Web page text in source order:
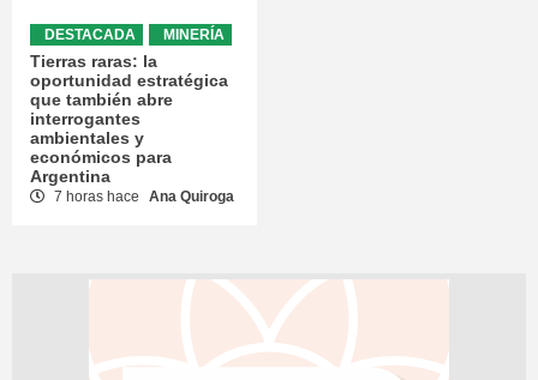
DESTACADA MINERÍA
Tierras raras: la
oportunidad estratégica
que también abre
interrogantes
ambientales y
económicos para
Argentina
7 horas hace Ana Quiroga